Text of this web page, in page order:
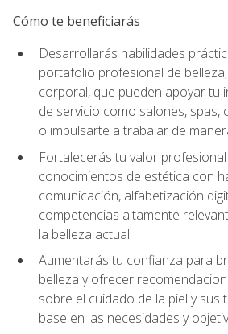
Cómo te beneficiarás
Desarrollarás habilidades
portafolio profesional de
corporal, que pueden apoyar tu
de servicio como salones, spas,
o impulsarte a trabajar de
Fortalecerás tu valor
conocimientos de estética con
comunicación, alfabetización
competencias altamente
la belleza actual.
Aumentarás tu confianza para
belleza y ofrecer
sobre el cuidado de la piel y sus
base en las necesidades y